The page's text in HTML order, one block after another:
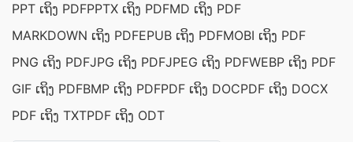
PPT ເຖິງ PDFPPTX ເຖິງ PDFMD ເຖິງ PDF
MARKDOWN ເຖິງ PDFEPUB ເຖິງ PDFMOBI ເຖິງ PDF
PNG ເຖິງ PDFJPG ເຖິງ PDFJPEG ເຖິງ PDFWEBP ເຖິງ PDF
GIF ເຖິງ PDFBMP ເຖິງ PDFPDF ເຖິງ DOCPDF ເຖິງ DOCX
PDF ເຖິງ TXTPDF ເຖິງ ODT